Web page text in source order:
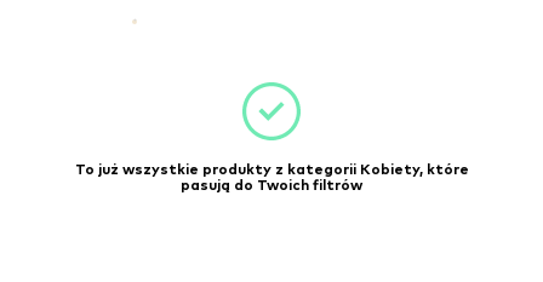
To już wszystkie produkty z kategorii Kobiety, które
pasują do Twoich filtrów